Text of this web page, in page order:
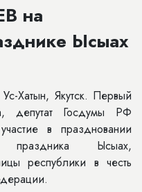
на
Ысыах
Хатын, Якутск. Первый
депутат Госдумы РФ
в праздновании
праздника Ысыах,
республики в честь